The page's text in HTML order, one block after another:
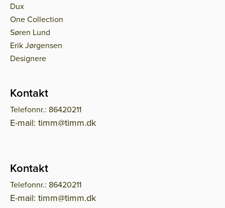
Dux
One Collection
Søren Lund
Erik Jørgensen
Designere
Kontakt
Telefonnr.: 86420211
E-mail: timm@timm.dk
Kontakt
Telefonnr.: 86420211
E-mail: timm@timm.dk